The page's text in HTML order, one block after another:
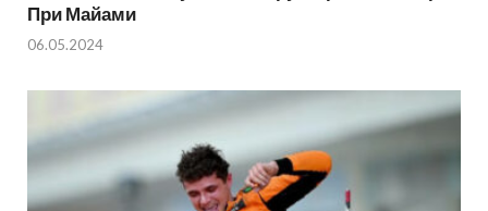
При Майами
06.05.2024